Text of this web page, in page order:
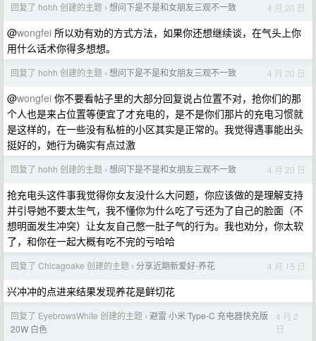
回复了 hohh 创建的主题 › 想问下是不是和女朋友三观不一致 4 月 20 日
@wongfei 所以劝有劝的方式方法，如果你还想继续谈，在气头上你
用什么话术你得多想想。
回复了 hohh 创建的主题 › 想问下是不是和女朋友三观不一致 4 月 20 日
@wongfei 你不要看帖子里的大部分回复说占位置不对，抢你们的那
个人也是来占位置等便宜了才充电的，是不是你们那片的充电习惯就
是这样的，在一些没有私桩的小区其实是正常的。我觉得遇事能出头
挺好的，她行为确实有点过激
回复了 hohh 创建的主题 › 想问下是不是和女朋友三观不一致 4 月 20 日
抢充电头这件事我觉得你女友没什么大问题，你应该做的是理解支持
并引导她不要太生气，我不懂你为什么吃了亏还为了自己的脸面（不
想明面发生冲突）让女友自己憋一肚子气的行为。我也劝分，你太软
了，和你在一起大概有吃不完的亏哈哈
回复了 Chicagoake 创建的主题 › 分享近期新爱好-养花 4 月 15 日
兴冲冲的点进来结果发现养花是鲜切花
回复了 EyebrowsWhite 创建的主题 › 避雷 小米 Type-C 充电器快充版
20W 白色
4 月 2
日